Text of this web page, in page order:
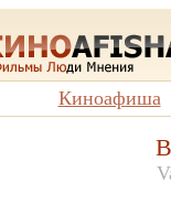
Киноафиша